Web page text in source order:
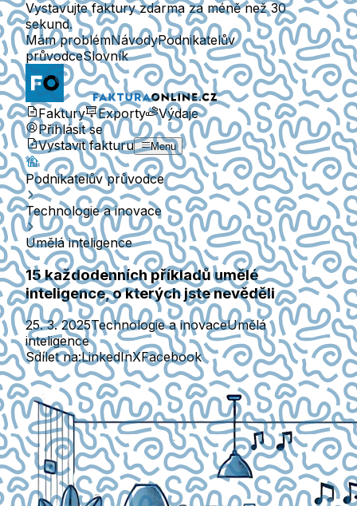
Vystavujte faktury zdarma za méně než 30
sekund.
Mám problémNávodyPodnikatelův
průvodceSlovník
Faktury Exporty
Výdaje
Přihlásit se
Vystavit fakturu
Menu
Podnikatelův průvodce
Technologie a inovace
Umělá inteligence
15 každodenních příkladů umělé
inteligence, o kterých jste nevěděli
25. 3. 2025Technologie a inovaceUmělá
inteligence
Sdílet na:LinkedInXFacebook